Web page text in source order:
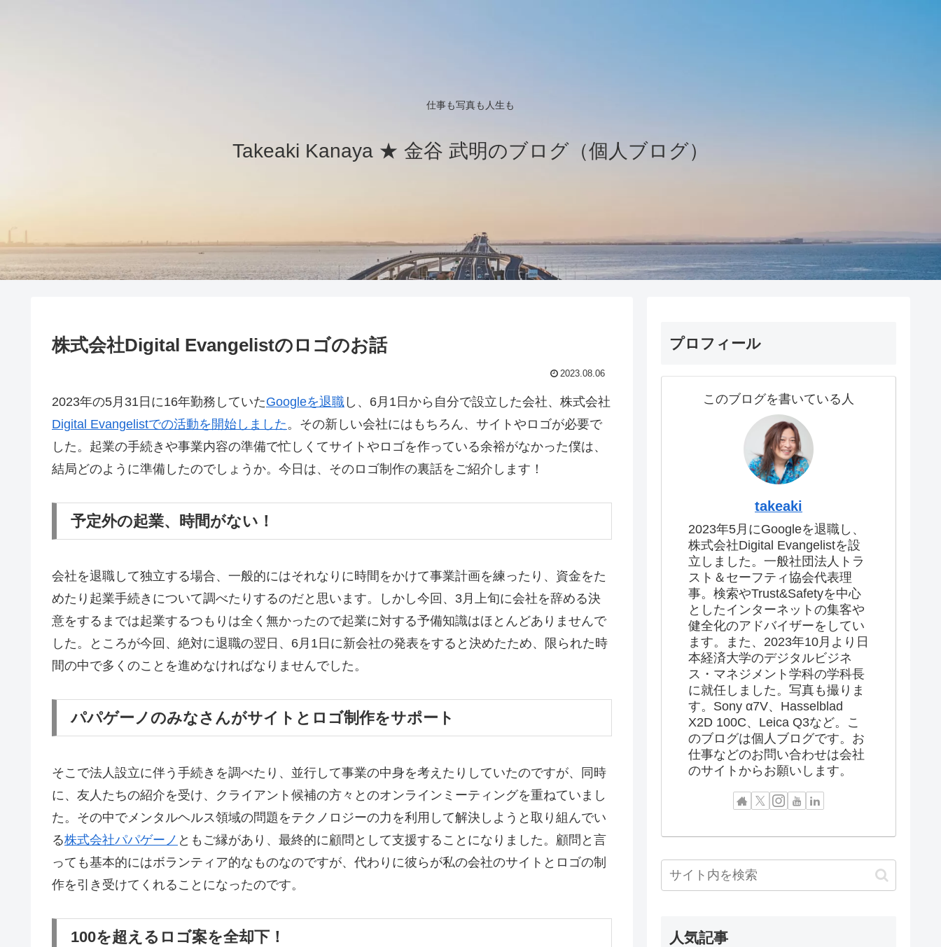
仕事も写真も人生も
Takeaki Kanaya ★ 金谷 武明のブログ（個人ブログ）
株式会社Digital Evangelistのロゴのお話
2023.08.06
2023年の5月31日に16年勤務していたGoogleを退職 し、6月1日から自分で設立した会社、株式会社
Digital Evangelistでの活動を開始しました。その新しい会社にはもちろん、サイトやロゴが必要で
した。起業の手続きや事業内容の準備で忙しくてサイトやロゴを作っている余裕がなかった僕は、
結局どのように準備したのでしょうか。今日は、そのロゴ制作の裏話をご紹介します！
予定外の起業、時間がない！
会社を退職して独立する場合、一般的にはそれなりに時間をかけて事業計画を練ったり、資金をた
めたり起業手続きについて調べたりするのだと思います。しかし今回、3月上旬に会社を辞める決
意をするまでは起業するつもりは全く無かったので起業に対する予備知識はほとんどありませんで
した。ところが今回、絶対に退職の翌日、6月1日に新会社の発表をすると決めたため、限られた時
間の中で多くのことを進めなければなりませんでした。
パパゲーノのみなさんがサイトとロゴ制作をサポート
そこで法人設立に伴う手続きを調べたり、並行して事業の中身を考えたりしていたのですが、同時
に、友人たちの紹介を受け、クライアント候補の方々とのオンラインミーティングを重ねていまし
た。その中でメンタルヘルス領域の問題をテクノロジーの力を利用して解決しようと取り組んでい
る株式会社パパゲーノ ともご縁があり、最終的に顧問として支援することになりました。顧問と言
っても基本的にはボランティア的なものなのですが、代わりに彼らが私の会社のサイトとロゴの制
作を引き受けてくれることになったのです。
100を超えるロゴ案を全却下！
プロフィール
このブログを書いている人
takeaki
2023年5月にGoogleを退職し、
株式会社Digital Evangelistを設
立しました。一般社団法人トラ
スト＆セーフティ協会代表理
事。検索やTrust&Safetyを中心
としたインターネットの集客や
健全化のアドバイザーをしてい
ます。また、2023年10月より日
本経済大学のデジタルビジネ
ス・マネジメント学科の学科長
に就任しました。写真も撮りま
す。Sony α7V、Hasselblad
X2D 100C、Leica Q3など。こ
のブログは個人ブログです。お
仕事などのお問い合わせは会社
のサイトからお願いします。
人気記事